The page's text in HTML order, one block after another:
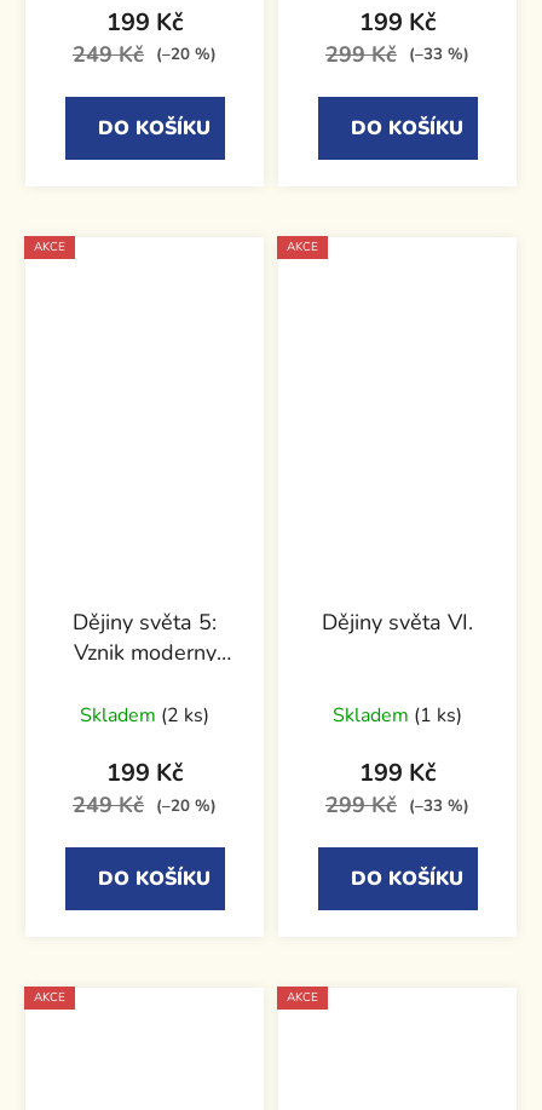
199 Kč
249 Kč (–20 %)
DO KOŠÍKU
199 Kč
299 Kč (–33 %)
DO KOŠÍKU
AKCE
Dějiny světa 5:
Vznik moderny
Skladem (2 ks)
199 Kč
249 Kč (–20 %)
DO KOŠÍKU
AKCE
Dějiny světa VI.
Skladem (1 ks)
199 Kč
299 Kč (–33 %)
DO KOŠÍKU
AKCE AKCE